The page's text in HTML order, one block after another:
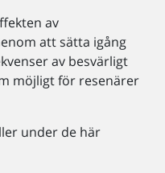
av
att sätta igång
av besvärligt
möjligt för resenärer
under de här